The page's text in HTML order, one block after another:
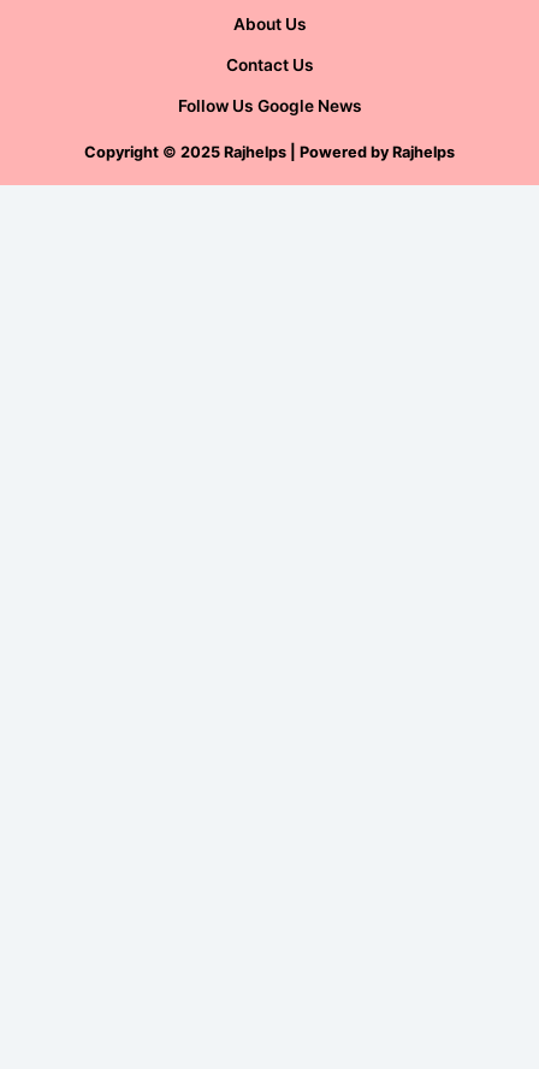
About Us
Contact Us
Follow Us Google News
Copyright © 2025 Rajhelps | Powered by Rajhelps